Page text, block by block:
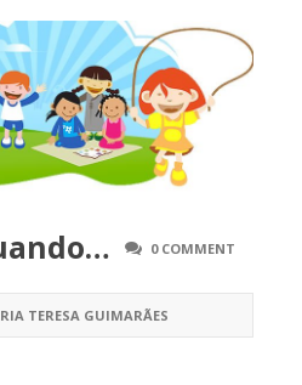
0 COMMENT
TERESA GUIMARÃES